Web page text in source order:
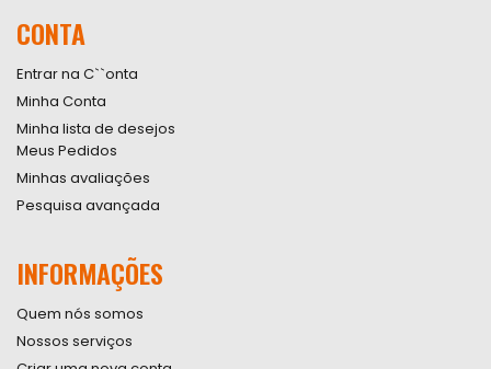
Newsletter:
CONTA
Entrar na C``onta
Minha Conta
Minha lista de desejos
Meus Pedidos
Minhas avaliações
Pesquisa avançada
INFORMAÇÕES
Quem nós somos
Nossos serviços